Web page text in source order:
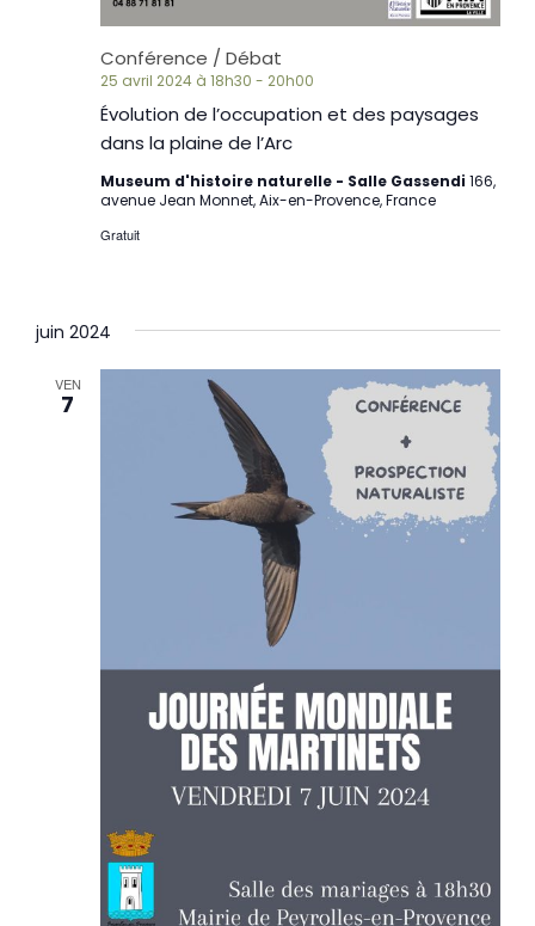
Conférence / Débat
Évolution de l’occupation et des paysages
dans la plaine de l’Arc
25 avril 2024 à 18h30 - 20h00
Museum d'histoire naturelle - Salle Gassendi 166,
avenue Jean Monnet, Aix-en-Provence, France
Gratuit
juin 2024
VEN
7